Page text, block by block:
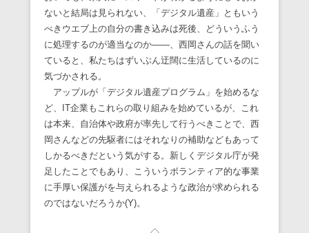
ないと結局は見られない、「デジタル遺産」ともいう
べきウエブ上の自分の書き込みは死後、どういうふう
に処理するのが適当なのか――、西岡さんの話を聞い
ていると、私たちはずいぶん迂闊に生活しているのに
気づかされる。
アップルが「デジタル遺産プログラム」を始めるな
ど、IT企業もこれらの取り組みを始めているが、これ
は本来、自治体や政府が率先して行うべきことで、西
岡さんなどの先駆者にはそれなりの補助などもあって
しかるべきだという気がする。新しくデジタル庁が発
足したことでもあり、こういうボランティア的な事業
に手厚い保護がを与えられるような政治が求められる
のではないだろうか(Y)。